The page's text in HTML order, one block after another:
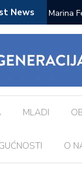
News
‘Različiti
Pod
MLADI
O